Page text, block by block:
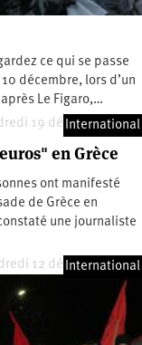
ce qui se passe
décembre, lors d’un
Le Figaro,…
19 décembre 2008
International
en Grèce
ont manifesté
de Grèce en
une journaliste
12 décembre 2008
International